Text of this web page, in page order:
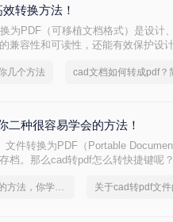
转换方法！
为PDF（可移植文档格式）是设计
兼容性和可读性，还能有效保护设
几个方法
二种很容易学会的方法！
文件转换为PDF（Portable
档。那么cad转pdf怎么转快捷键呢
cad转pdf文件的方法，你学会了吗